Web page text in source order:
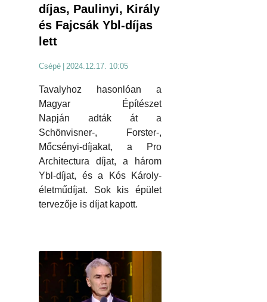
díjas, Paulinyi, Király
és Fajcsák Ybl-díjas
lett
Csépé | 2024.12.17. 10:05
Tavalyhoz hasonlóan a
Magyar Építészet
Napján adták át a
Schönvisner-, Forster-,
Mőcsényi-díjakat, a Pro
Architectura díjat, a három
Ybl-díjat, és a Kós Károly-
életműdíjat. Sok kis épület
tervezője is díjat kapott.